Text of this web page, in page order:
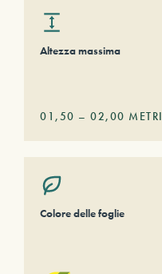
Altezza massima
01,50 – 02,00 METRI
Colore delle foglie